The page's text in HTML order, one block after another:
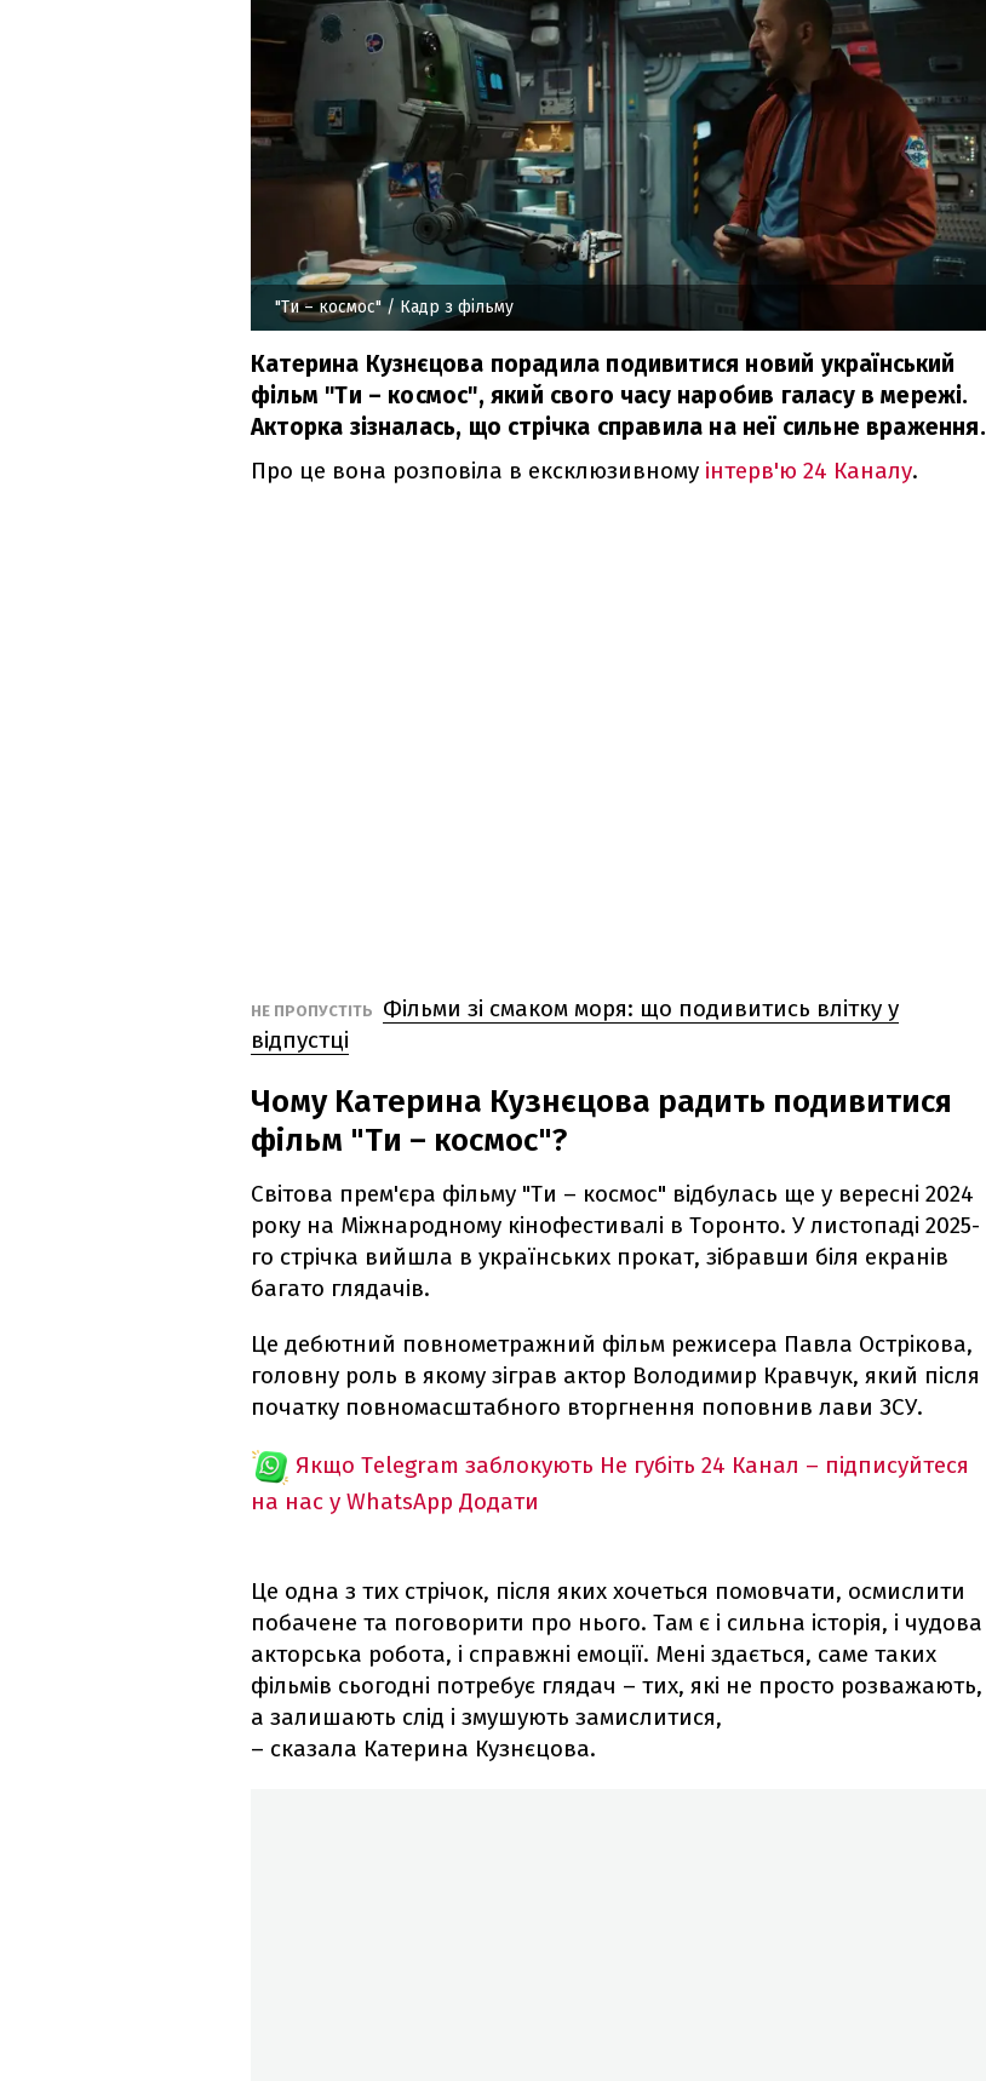
"Ти – космос"/ Кадр з фільму
Катерина Кузнєцова порадила подивитися новий український
фільм "Ти – космос", який свого часу наробив галасу в мережі.
Акторка зізналась, що стрічка справила на неї сильне враження.
Про це вона розповіла в ексклюзивному інтерв'ю 24 Каналу.
НЕ ПРОПУСТІТЬ
Фільми зі смаком моря: що подивитись влітку у
відпустці
Чому Катерина Кузнєцова радить подивитися
фільм "Ти – космос"?
Світова прем'єра фільму "Ти – космос" відбулась ще у вересні 2024
року на Міжнародному кінофестивалі в Торонто. У листопаді 2025-
го стрічка вийшла в українських прокат, зібравши біля екранів
багато глядачів.
Це дебютний повнометражний фільм режисера Павла Острікова,
головну роль в якому зіграв актор Володимир Кравчук, який після
початку повномасштабного вторгнення поповнив лави ЗСУ.
Якщо Telegram заблокують Не губіть 24 Канал – підписуйтеся
на нас у WhatsApp Додати
Це одна з тих стрічок, після яких хочеться помовчати, осмислити
побачене та поговорити про нього. Там є і сильна історія, і чудова
акторська робота, і справжні емоції. Мені здається, саме таких
фільмів сьогодні потребує глядач – тих, які не просто розважають,
а залишають слід і змушують замислитися,
– сказала Катерина Кузнєцова.